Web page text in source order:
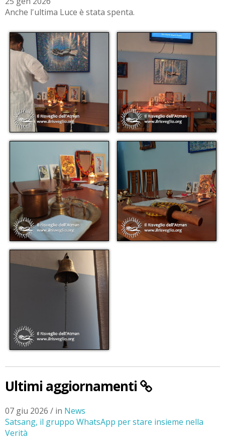
Anche l'ultima Luce è stata spenta.
Ultimi aggiornamenti
07 giu 2026 / in News
Satsang, il gruppo WhatsApp per stare insieme nella
Verità